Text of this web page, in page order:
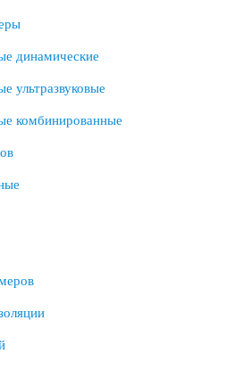
динамические
ультразвуковые
комбинированные